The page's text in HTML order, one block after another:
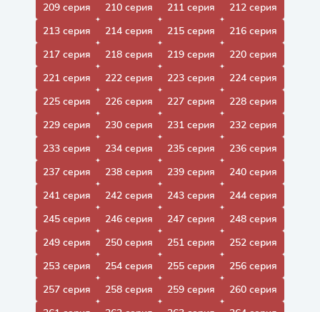
209 серия
210 серия 211 серия
212 серия
213 серия
214 серия 215 серия
216 серия
217 серия
218 серия 219 серия
220 серия
221 серия
222 серия 223 серия
224 серия
225 серия
226 серия 227 серия
228 серия
229 серия
230 серия 231 серия
232 серия
233 серия
234 серия 235 серия
236 серия
237 серия
238 серия 239 серия
240 серия
241 серия
242 серия 243 серия
244 серия
245 серия
246 серия 247 серия
248 серия
249 серия
250 серия 251 серия
252 серия
253 серия
254 серия 255 серия
256 серия
257 серия
258 серия 259 серия
260 серия